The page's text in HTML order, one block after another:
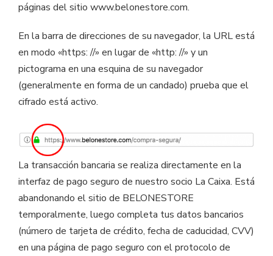
páginas del sitio www.belonestore.com.
En la barra de direcciones de su navegador, la URL está
en modo «https: //» en lugar de «http: //» y un
pictograma en una esquina de su navegador
(generalmente en forma de un candado) prueba que el
cifrado está activo.
La transacción bancaria se realiza directamente en la
interfaz de pago seguro de nuestro socio La Caixa. Está
abandonando el sitio de BELONESTORE
temporalmente, luego completa tus datos bancarios
(número de tarjeta de crédito, fecha de caducidad, CVV)
en una página de pago seguro con el protocolo de